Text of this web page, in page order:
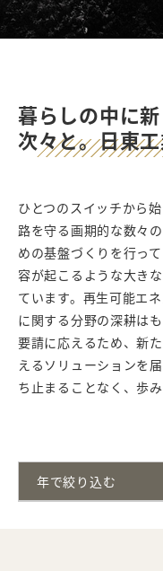
暮らしの中に
次々と。日東
ひとつのスイッチから
路を守る画期的な数々
めの基盤づくりを行っ
容が起こるような大き
ています。再生可能エ
に関する分野の深耕は
要請に応えるため、新
えるソリューションを
ち止まることなく、歩み
年で絞り込む